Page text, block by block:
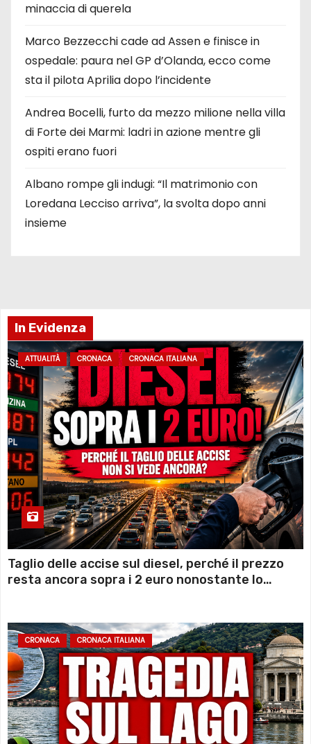
minaccia di querela
Marco Bezzecchi cade ad Assen e finisce in
ospedale: paura nel GP d’Olanda, ecco come
sta il pilota Aprilia dopo l’incidente
Andrea Bocelli, furto da mezzo milione nella villa
di Forte dei Marmi: ladri in azione mentre gli
ospiti erano fuori
Albano rompe gli indugi: “Il matrimonio con
Loredana Lecciso arriva”, la svolta dopo anni
insieme
In Evidenza
ATTUALITÀ CRONACA CRONACA ITALIANA
Taglio delle accise sul diesel, perché il prezzo
resta ancora sopra i 2 euro nonostante lo
CRONACA CRONACA ITALIANA